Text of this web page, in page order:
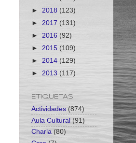
► 2018 (123)
► 2017 (131)
► 2016 (92)
► 2015 (109)
► 2014 (129)
► 2013 (117)
ETIQUETAS
Actividades (874)
Aula Cultural (91)
Charla (80)